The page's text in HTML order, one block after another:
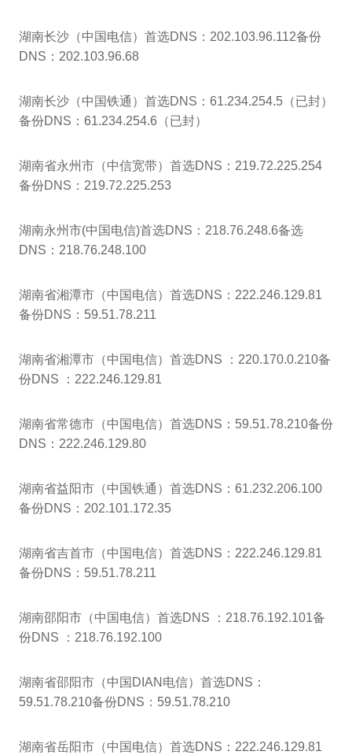
湖南长沙（中国电信）首选DNS：202.103.96.112备份
DNS：202.103.96.68
湖南长沙（中国铁通）首选DNS：61.234.254.5（已封）
备份DNS：61.234.254.6（已封）
湖南省永州市（中信宽带）首选DNS：219.72.225.254
备份DNS：219.72.225.253
湖南永州市(中国电信)首选DNS：218.76.248.6备选
DNS：218.76.248.100
湖南省湘潭市（中国电信）首选DNS：222.246.129.81
备份DNS：59.51.78.211
湖南省湘潭市（中国电信）首选DNS ：220.170.0.210备
份DNS ：222.246.129.81
湖南省常德市（中国电信）首选DNS：59.51.78.210备份
DNS：222.246.129.80
湖南省益阳市（中国铁通）首选DNS：61.232.206.100
备份DNS：202.101.172.35
湖南省吉首市（中国电信）首选DNS：222.246.129.81
备份DNS：59.51.78.211
湖南邵阳市（中国电信）首选DNS ：218.76.192.101备
份DNS ：218.76.192.100
湖南省邵阳市（中国DIAN电信）首选DNS：
59.51.78.210备份DNS：59.51.78.210
湖南省岳阳市（中国电信）首选DNS：222.246.129.81